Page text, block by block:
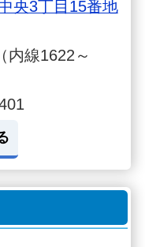
央3丁目15番地
（内線1622～